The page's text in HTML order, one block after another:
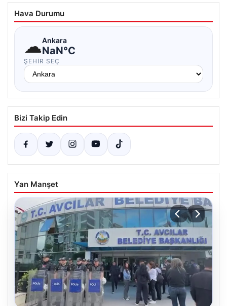
Hava Durumu
☁Ankara
NaN°C
ŞEHIR SEÇ
Bizi Takip Edin
Yan Manşet